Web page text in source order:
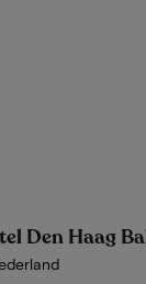
Den Haag